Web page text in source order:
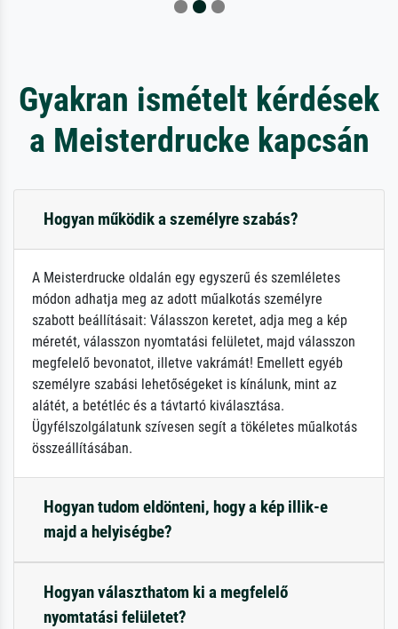
Gyakran ismételt kérdések
a Meisterdrucke kapcsán
Hogyan működik a személyre szabás?
A Meisterdrucke oldalán egy egyszerű és szemléletes
módon adhatja meg az adott műalkotás személyre
szabott beállításait: Válasszon keretet, adja meg a kép
méretét, válasszon nyomtatási felületet, majd válasszon
megfelelő bevonatot, illetve vakrámát! Emellett egyéb
személyre szabási lehetőségeket is kínálunk, mint az
alátét, a betétléc és a távtartó kiválasztása.
Ügyfélszolgálatunk szívesen segít a tökéletes műalkotás
összeállításában.
Hogyan tudom eldönteni, hogy a kép illik-e
majd a helyiségbe?
Hogyan választhatom ki a megfelelő
nyomtatási felületet?